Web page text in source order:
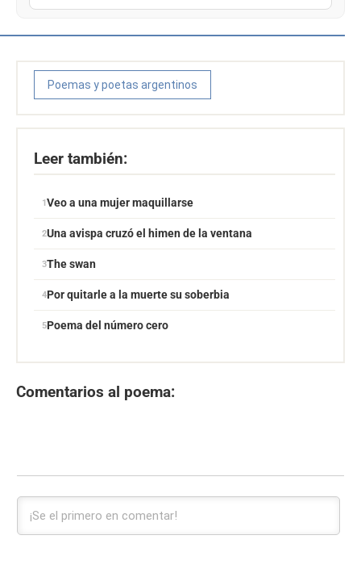
Poemas y poetas argentinos
Leer también:
Veo a una mujer maquillarse
Una avispa cruzó el himen de la ventana
The swan
Por quitarle a la muerte su soberbia
Poema del número cero
Comentarios al poema: